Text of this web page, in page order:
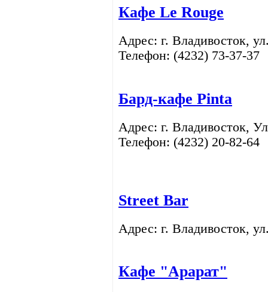
Кафе Le Rouge
Адрес: г. Владивосток,
Телефон: (4232) 73-37-37
Бард-кафе Pinta
Адрес: г. Владивосток,
Телефон: (4232) 20-82-64
Street Bar
Адрес: г. Владивосток,
Кафе "Арарат"